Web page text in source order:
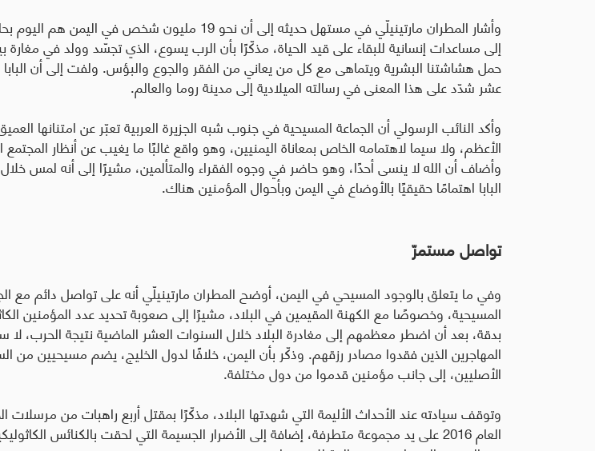
وأشار المطران مارتينيلّي في مستهل حديثه إلى أن نحو 19 مليون شخص في
إلى مساعدات إنسانية للبقاء على قيد الحياة، مذكّرًا بأن الرب يسوع، الذي تجسّد وولد في مغارة
حمل هشاشتنا البشرية ويتماهى مع كل من يعاني من الفقر والجوع والبؤس. ولفت إلى أن البابا
عشر شدّد على هذا المعنى في رسالته الميلادية إلى مدينة روما والعالم.
وأكد النائب الرسولي أن الجماعة المسيحية في جنوب شبه الجزيرة العربية تعبّر عن امتنانها
الأعظم، ولا سيما لاهتمامه الخاص بمعاناة اليمنيين، وهو واقع غالبًا ما يغيب عن أنظار المجتمع
وأضاف أن الله لا ينسى أحدًا، وهو حاضر في وجوه الفقراء والمتألمين، مشيرًا إلى أنه لمس خلال
البابا اهتمامًا حقيقيًا بالأوضاع في اليمن وبأحوال المؤمنين هناك.
تواصل مستمرّ
وفي ما يتعلق بالوجود المسيحي في اليمن، أوضح المطران مارتينيلّي أنه على تواصل دائم مع
المسيحية، وخصوصًا مع الكهنة المقيمين في البلاد، مشيرًا إلى صعوبة تحديد عدد المؤمنين
بدقة، بعد أن اضطر معظمهم إلى مغادرة البلاد خلال السنوات العشر الماضية نتيجة الحرب، لا
المهاجرين الذين فقدوا مصادر رزقهم. وذكّر بأن اليمن، خلافًا لدول الخليج، يضم مسيحيين من
الأصليين، إلى جانب مؤمنين قدموا من دول مختلفة.
وتوقف سيادته عند الأحداث الأليمة التي شهدتها البلاد، مذكّرًا بمقتل أربع راهبات من مرسلات
العام 2016 على يد مجموعة متطرفة، إضافة إلى الأضرار الجسيمة التي لحقت بالكنائس